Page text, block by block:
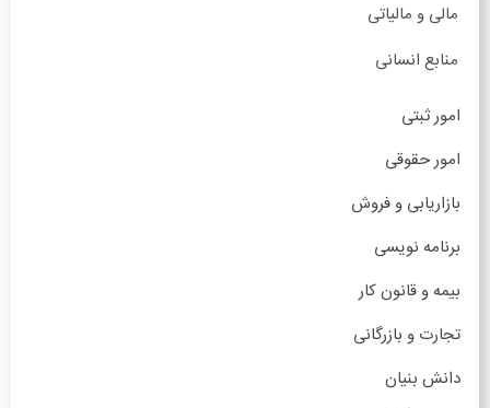
مالی و مالیاتی
منابع انسانی
امور ثبتی
امور حقوقی
بازاریابی و فروش
برنامه نویسی
بیمه و قانون کار
تجارت و بازرگانی
دانش بنیان